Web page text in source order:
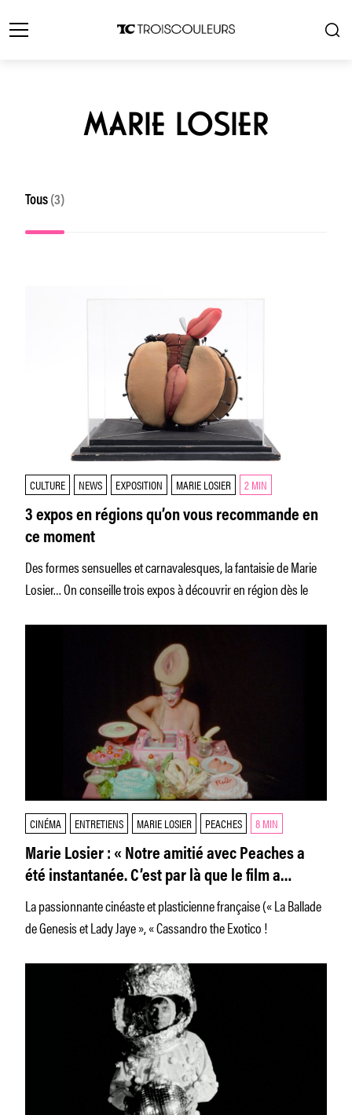
MARIE LOSIER
Tous (3)
CULTURE NEWS EXPOSITION MARIE LOSIER 2 MIN
3 expos en régions qu’on vous recommande en
ce moment
Des formes sensuelles et carnavalesques, la fantaisie de Marie
Losier… On conseille trois expos à découvrir en région dès le
CINÉMA ENTRETIENS MARIE LOSIER PEACHES 8 MIN
Marie Losier : « Notre amitié avec Peaches a
été instantanée. C’est par là que le film a
commencé. »
La passionnante cinéaste et plasticienne française (« La Ballade
de Genesis et Lady Jaye », « Cassandro the Exotico !